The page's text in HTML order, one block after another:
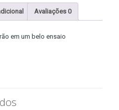
Avaliações 0
em um belo ensaio